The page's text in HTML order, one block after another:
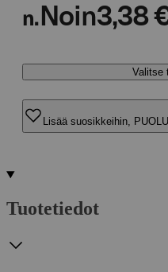
n. Noin3,38
Valitse
Lisää suosikkeihin,
Tuotetiedot